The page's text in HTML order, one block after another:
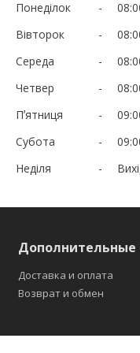
Понеділок
Вівторок
Середа
Четвер
Пʼятниця
Субота
Неділя
Дополнительные
Доставка и оплата
Возврат и обмен